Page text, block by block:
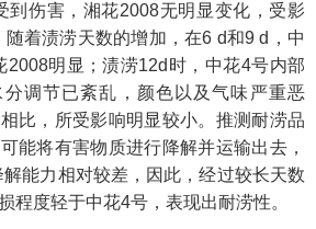
到伤害，湘花2008无明显变化，受影
着渍涝天数的增加，在6 d和9 d，中
2008明显；渍涝12d时，中花4号内部
调节已紊乱，颜色以及气味严重恶
比，所受影响明显较小。推测耐涝品
能将有害物质进行降解并运输出去，
能力相对较差，因此，经过较长天数
程度轻于中花4号，表现出耐涝性。